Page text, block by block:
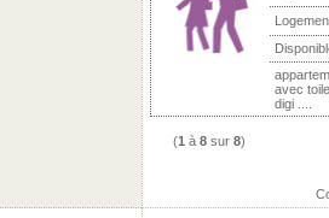
avec
digi ....
(1 à 8 sur 8)